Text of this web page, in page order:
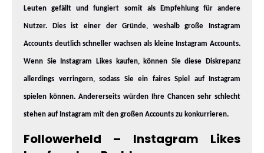
Leuten gefällt und fungiert somit als Empfehlung für andere
Nutzer. Dies ist einer der Gründe, weshalb große Instagram
Accounts deutlich schneller wachsen als kleine Instagram Accounts.
Wenn Sie Instagram Likes kaufen, können Sie diese Diskrepanz
allerdings verringern, sodass Sie ein faires Spiel auf Instagram
spielen können. Andererseits würden Ihre Chancen sehr schlecht
stehen auf Instagram mit den großen Accounts zu konkurrieren.
Followerheld – Instagram Likes